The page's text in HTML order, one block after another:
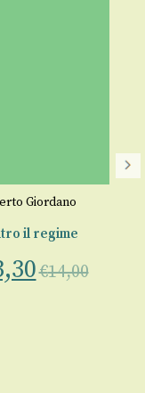
Giordano
il regime
€14,00